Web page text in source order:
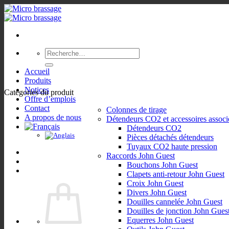
Passer
au
Recherche
pour :
Accueil
Produits
Notices
Offre d’emplois
Contact
A propos de nous
Catégories du produit
Colonnes de tirage
Détendeurs CO2 et accessoires
Détendeurs CO2
Pièces détachés détendeurs
Tuyaux CO2 haute pression
Raccords John Guest
Bouchons John Guest
Clapets anti-retour John Guest
Croix John Guest
Divers John Guest
Douilles cannelée John Guest
Douilles de jonction John
Equerres John Guest